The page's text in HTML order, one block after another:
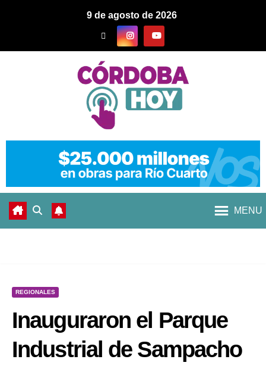
9 de agosto de 2026
MENU
REGIONALES
Inauguraron el Parque
Industrial de Sampacho